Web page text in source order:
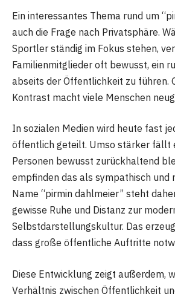
Ein interessantes Thema rund um
auch die Frage nach Privatsphäre.
Sportler ständig im Fokus stehen,
Familienmitglieder oft bewusst, ein
abseits der Öffentlichkeit zu führen.
Kontrast macht viele Menschen
In sozialen Medien wird heute fast
öffentlich geteilt. Umso stärker fällt
Personen bewusst zurückhaltend
empfinden das als sympathisch und
Name “pirmin dahlmeier” steht
gewisse Ruhe und Distanz zur
Selbstdarstellungskultur. Das
dass große öffentliche Auftritte
Diese Entwicklung zeigt außerdem,
Verhältnis zwischen Öffentlichkeit